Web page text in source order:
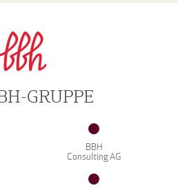
GRUPPE
BBH
Consulting AG